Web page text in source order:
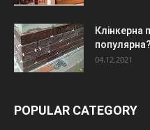
Клінкерна
популярна?
04.12.2021
POPULAR CATEGORY